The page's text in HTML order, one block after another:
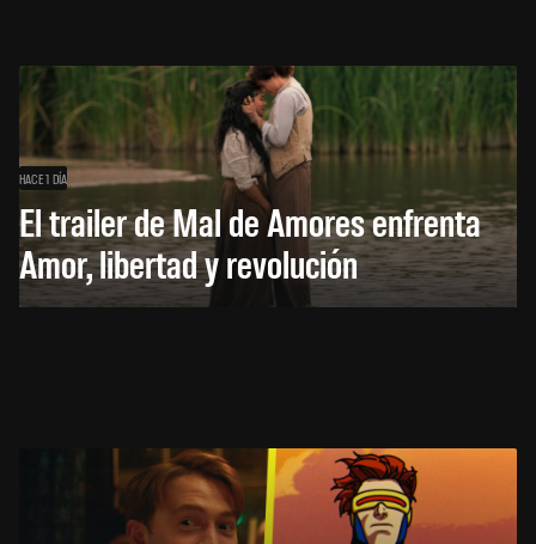
HACE 1 DÍA
El trailer de Mal de Amores enfrenta
Amor, libertad y revolución